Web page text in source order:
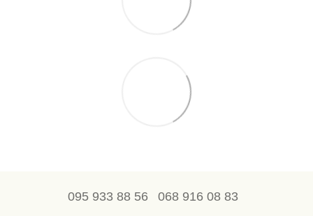
095 933 88 56 068 916 08 83